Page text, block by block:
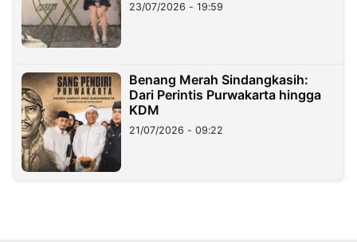
23/07/2026 - 19:59
Benang Merah Sindangkasih:
Dari Perintis Purwakarta hingga
KDM
21/07/2026 - 09:22